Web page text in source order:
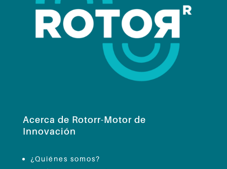
Acerca de Rotorr-Motor de
Innovación
¿Quiénes somos?